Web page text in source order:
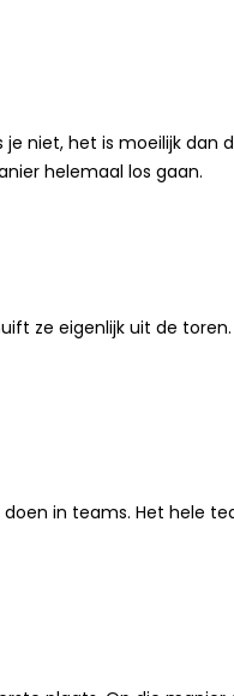
niet, het is moeilijk
helemaal los gaan.
ze eigenlijk uit de
in teams. Het hele